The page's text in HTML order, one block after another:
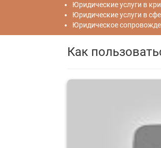
Юридические услуги в
Юридические услуги в
Юридическое
Как